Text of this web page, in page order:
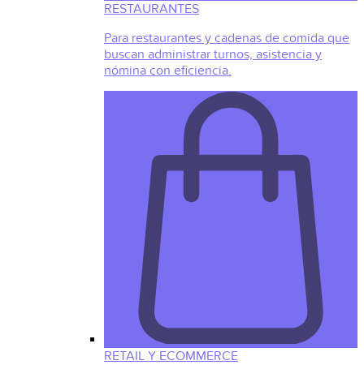
RESTAURANTES
Para restaurantes y cadenas de comida que
buscan administrar turnos, asistencia y
nómina con eficiencia.
RETAIL Y ECOMMERCE